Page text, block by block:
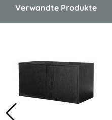
Verwandte Produkte